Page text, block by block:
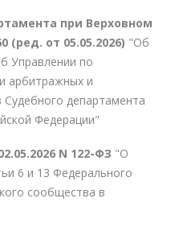
при Верховном
(ред. от 05.05.2026) "Об
Управлении по
арбитражных и
Судебного департамента
Федерации"
N 122-ФЗ "О
6 и 13 Федерального
сообщества в